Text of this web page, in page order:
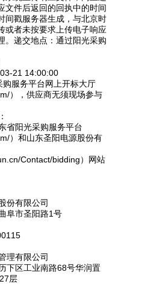
文件后返回的回执中的时间
间戳服务器生成，与北京时
或者未按要求上传电子响应
。递交地点：通过阳光采购
21 14:00:00
服务平台网上开标大厅
），供应商无须现场参与
省阳光采购服务平台
）和山东圣阳电源股份有
Contact/bidding）网站
份有限公司
阜市圣阳路1号
理有限公司
下区工业南路68号华润置
层